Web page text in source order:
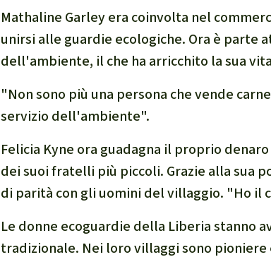
Mathaline Garley era coinvolta nel
unirsi alle guardie ecologiche. Ora è parte
dell'ambiente, il che ha arricchito la sua
"Non sono più una persona che vende
servizio dell'ambiente".
Felicia Kyne ora guadagna il proprio
dei suoi fratelli più piccoli. Grazie alla sua
di parità con gli uomini del villaggio. "Ho il
Le donne ecoguardie della Liberia stanno
tradizionale. Nei loro villaggi sono